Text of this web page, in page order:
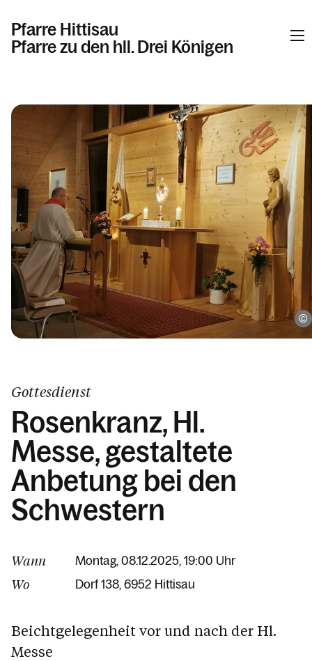
Pfarre Hittisau
Pfarre zu den hll. Drei Königen
Kalender
Personen
Kontakt
Gottesdienst
Rosenkranz, Hl.
Messe, gestaltete
Anbetung bei den
Schwestern
Wann Montag, 08.12.2025, 19:00 Uhr
Wo Dorf 138 6952 Hittisau
Beichtgelegenheit vor und nach der Hl.
Messe